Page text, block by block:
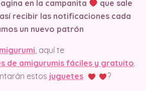
en la campanita
que sale
recibir las notificaciones cada
un nuevo patrón
, aquí te
de amigurumis fáciles y gratuito.
estos juguetes ?